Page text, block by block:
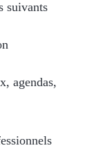
suivants
agendas,